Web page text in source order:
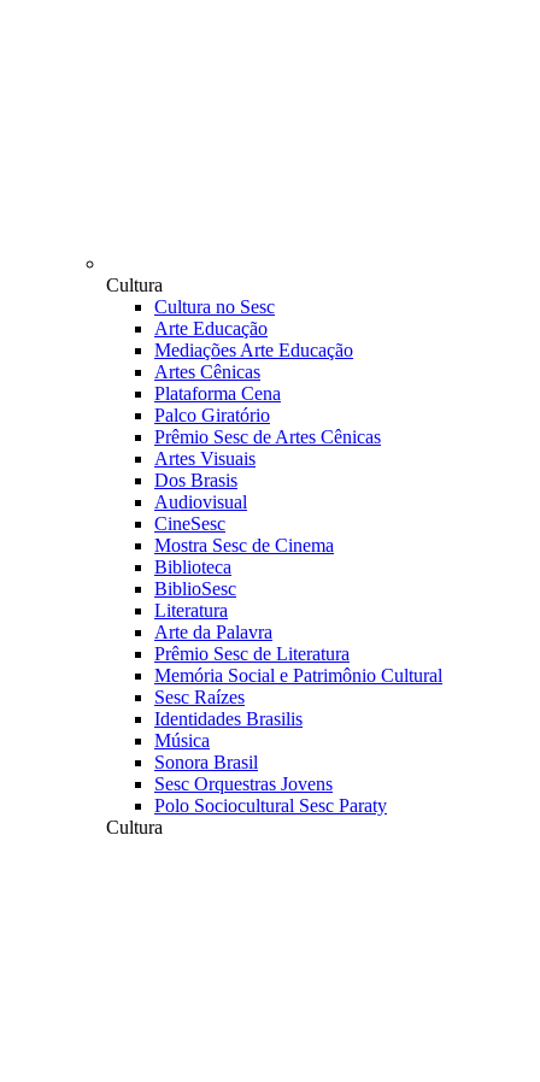
Cultura
Cultura no Sesc
Arte Educação
Mediações Arte Educação
Artes Cênicas
Plataforma Cena
Palco Giratório
Prêmio Sesc de Artes Cênicas
Artes Visuais
Dos Brasis
Audiovisual
CineSesc
Mostra Sesc de Cinema
Biblioteca
BiblioSesc
Literatura
Arte da Palavra
Prêmio Sesc de Literatura
Memória Social e Patrimônio Cultural
Sesc Raízes
Identidades Brasilis
Música
Sonora Brasil
Sesc Orquestras Jovens
Polo Sociocultural Sesc Paraty
Cultura